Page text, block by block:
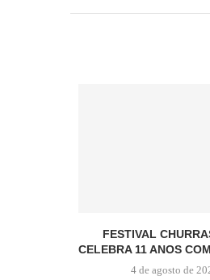
FESTIVAL
CELEBRA 11 ANOS
4 de agosto de